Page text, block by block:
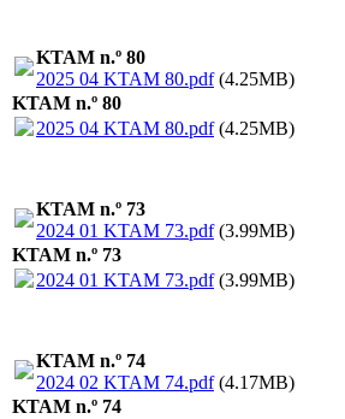
KTAM n.º 80
2025 04 KTAM 80.pdf(4.25MB)
KTAM n.º 80
2025 04 KTAM 80.pdf(4.25MB)
KTAM n.º 73
2024 01 KTAM 73.pdf(3.99MB)
KTAM n.º 73
2024 01 KTAM 73.pdf(3.99MB)
KTAM n.º 74
2024 02 KTAM 74.pdf(4.17MB)
KTAM n.º 74